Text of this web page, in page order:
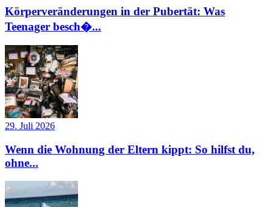
Körperveränderungen in der Pubertät: Was
Teenager besch�...
29. Juli 2026
Wenn die Wohnung der Eltern kippt: So hilfst du,
ohne...